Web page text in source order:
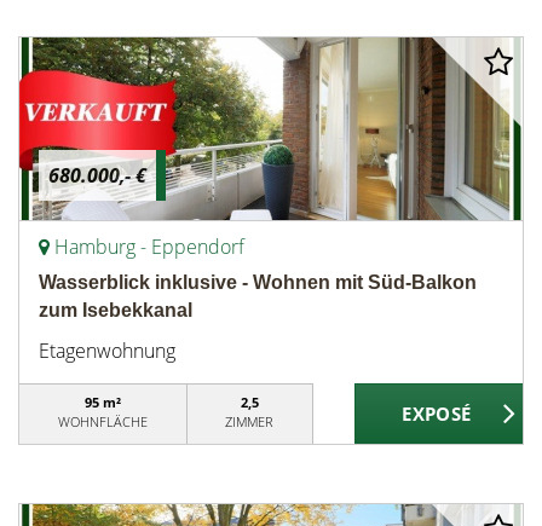
680.000,- €
Hamburg - Eppendorf
Wasserblick inklusive - Wohnen mit Süd-Balkon
zum Isebekkanal
Etagenwohnung
95 m²
WOHNFLÄCHE
2,5
ZIMMER